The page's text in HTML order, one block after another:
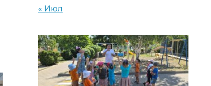
« Июл